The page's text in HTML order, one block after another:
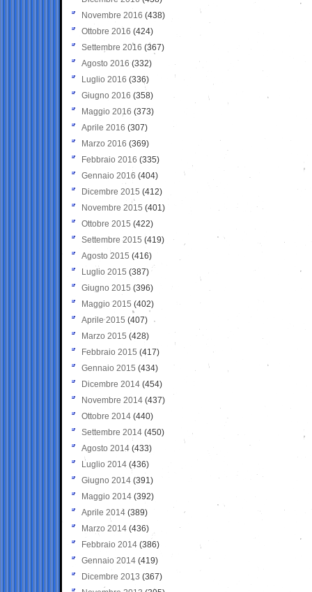
Novembre 2016 (438)
Ottobre 2016 (424)
Settembre 2016 (367)
Agosto 2016 (332)
Luglio 2016 (336)
Giugno 2016 (358)
Maggio 2016 (373)
Aprile 2016 (307)
Marzo 2016 (369)
Febbraio 2016 (335)
Gennaio 2016 (404)
Dicembre 2015 (412)
Novembre 2015 (401)
Ottobre 2015 (422)
Settembre 2015 (419)
Agosto 2015 (416)
Luglio 2015 (387)
Giugno 2015 (396)
Maggio 2015 (402)
Aprile 2015 (407)
Marzo 2015 (428)
Febbraio 2015 (417)
Gennaio 2015 (434)
Dicembre 2014 (454)
Novembre 2014 (437)
Ottobre 2014 (440)
Settembre 2014 (450)
Agosto 2014 (433)
Luglio 2014 (436)
Giugno 2014 (391)
Maggio 2014 (392)
Aprile 2014 (389)
Marzo 2014 (436)
Febbraio 2014 (386)
Gennaio 2014 (419)
Dicembre 2013 (367)